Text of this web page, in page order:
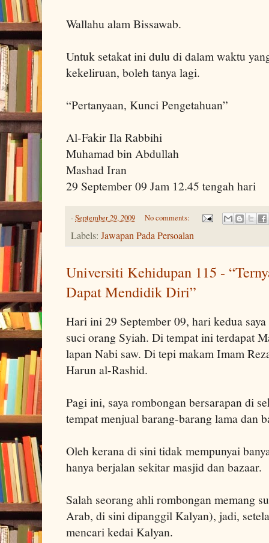
Wallahu alam Bissawab.
Untuk setakat ini dulu di dalam waktu
kekeliruan, boleh tanya lagi.
“Pertanyaan, Kunci Pengetahuan”
Al-Fakir Ila Rabbihi
Muhamad bin Abdullah
Mashad Iran
29 September 09 Jam 12.45 tengah hari
-September 29, 2009 No comments:
Labels: Jawapan Pada Persoalan
Universiti Kehidupan 115 -
Dapat Mendidik Diri”
Hari ini 29 September 09, hari kedua
suci orang Syiah. Di tempat ini terdapat
lapan Nabi saw. Di tepi makam Imam
Harun al-Rashid.
Pagi ini, saya rombongan bersarapan di
tempat menjual barang-barang lama dan
Oleh kerana di sini tidak mempunyai
hanya berjalan sekitar masjid dan bazaar.
Salah seorang ahli rombongan memang
Arab, di sini dipanggil Kalyan), jadi,
mencari kedai Kalyan.